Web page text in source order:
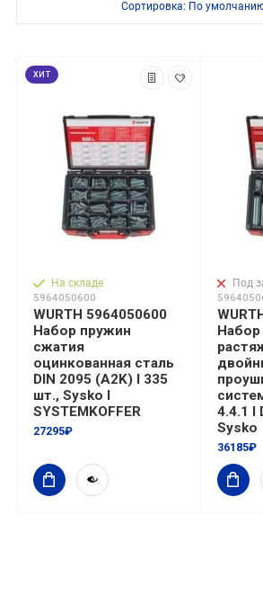
Сортировка: По
ХИТ
На складе
5964050600
WURTH 5964050600
Набор пружин
сжатия
оцинкованная сталь
DIN 2095 (A2K) I 335
шт., Sysko I
SYSTEMKOFFER
27295₽
Под
4.4.1 I
Sysko
36185₽